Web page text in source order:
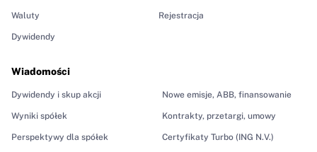
Waluty
Dywidendy
Wiadomości
Dywidendy i skup akcji
Wyniki spółek
Perspektywy dla spółek
Nowe emisje, ABB, finansowanie
Kontrakty, przetargi, umowy
Certyfikaty Turbo (ING N.V.)
Rejestracja